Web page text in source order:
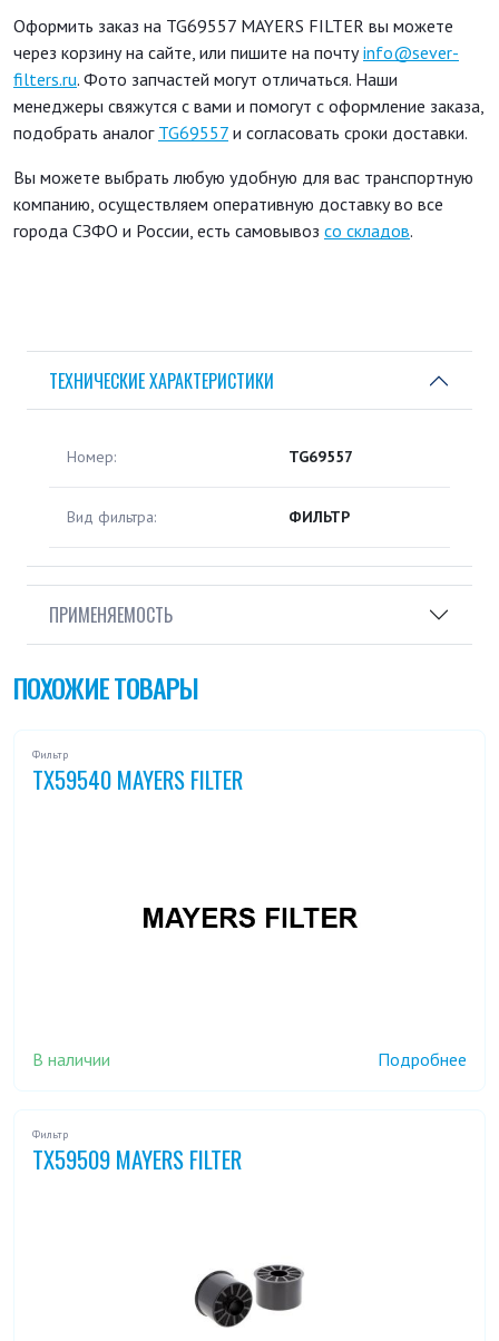
Оформить заказ на TG69557 MAYERS FILTER вы можете
через корзину на сайте, или пишите на почтуinfo@sever-
filters.ru. Фото запчастей могут отличаться. Наши
менеджеры свяжутся с вами и помогут с оформление заказа,
подобрать аналог TG69557 и согласовать сроки доставки.
Вы можете выбрать любую удобную для вас транспортную
компанию, осуществляем оперативную доставку во все
города СЗФО и России, есть самовывоз со складов.
ТЕХНИЧЕСКИЕ ХАРАКТЕРИСТИКИ
Номер: TG69557
Вид фильтра: ФИЛЬТР
ПРИМЕНЯЕМОСТЬ
ПОХОЖИЕ ТОВАРЫ
Фильтр
TX59540 MAYERS FILTER
В наличии Подробнее
Фильтр
TX59509 MAYERS FILTER